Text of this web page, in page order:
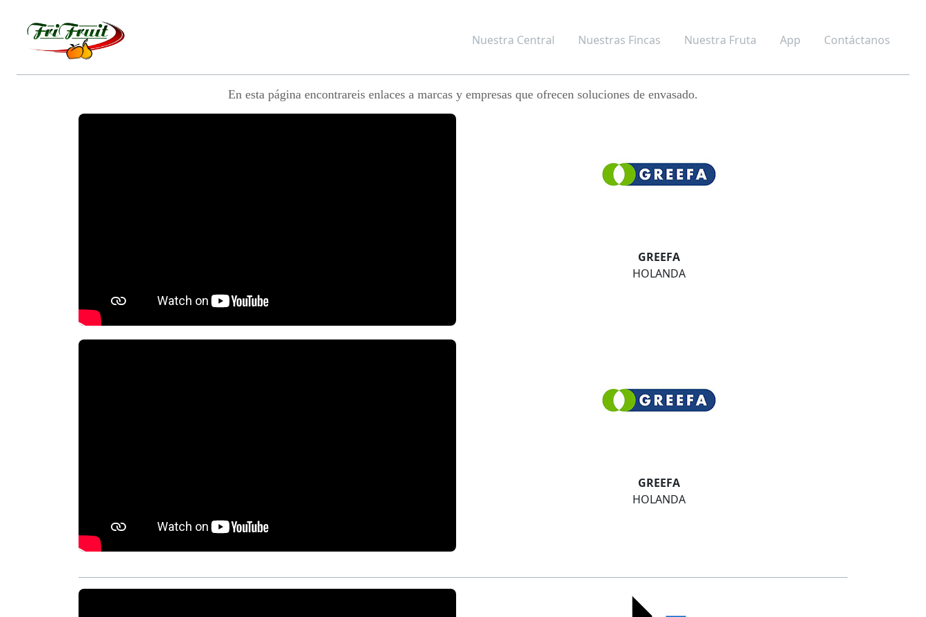
Nuestra Central Nuestras Fincas Nuestra Fruta App Contáctanos
En esta página encontrareis enlaces a marcas y empresas que ofrecen soluciones de envasado.
GREEFA
HOLANDA
GREEFA
HOLANDA